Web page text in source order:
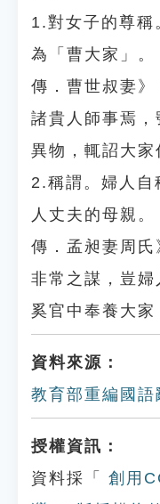
1.對女子的尊稱
為「曹大家」
傳．曹世叔妻
諸貴人師事焉
異物，輒詔大家
2.稱謂。婦人自
人丈夫的母親
傳．孟昶妻周
非常之謀，豈
奚官中奉養大家
資料來源：
教育部重編國
授權資訊：
資料採「
創用